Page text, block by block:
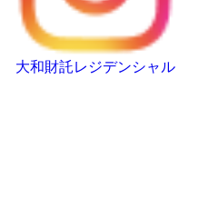
大和財託レジデンシャル